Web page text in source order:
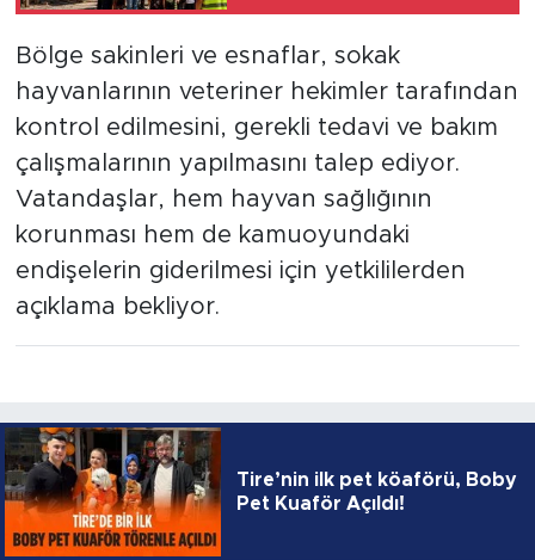
Bölge sakinleri ve esnaflar, sokak
hayvanlarının veteriner hekimler tarafından
kontrol edilmesini, gerekli tedavi ve bakım
çalışmalarının yapılmasını talep ediyor.
Vatandaşlar, hem hayvan sağlığının
korunması hem de kamuoyundaki
endişelerin giderilmesi için yetkililerden
açıklama bekliyor.
Tire’nin ilk pet köaförü, Boby
Pet Kuaför Açıldı!